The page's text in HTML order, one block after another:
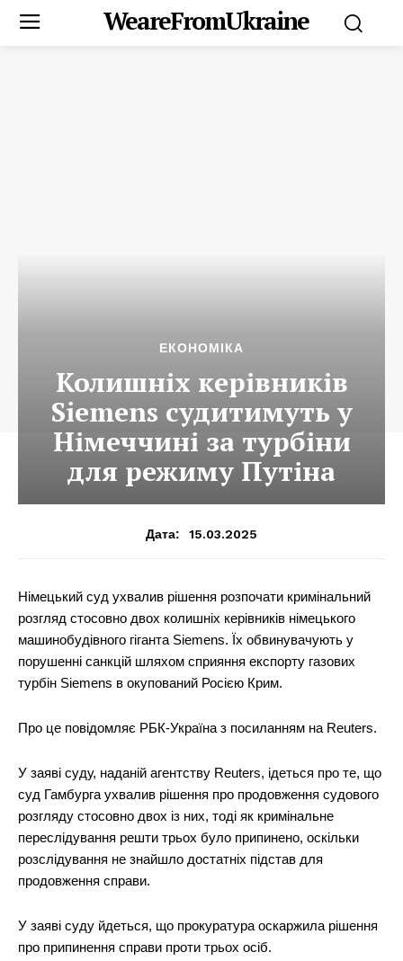
WeareFromUkraine
ЕКОНОМІКА
Колишніх керівників
Siemens судитимуть у
Німеччині за турбіни
для режиму Путіна
Дата: 15.03.2025
Німецький суд ухвалив рішення розпочати кримінальний
розгляд стосовно двох колишніх керівників німецького
машинобудівного гіганта Siemens. Їх обвинувачують у
порушенні санкцій шляхом сприяння експорту газових
турбін Siemens в окупований Росією Крим.
Про це повідомляє РБК-Україна з посиланням на Reuters.
У заяві суду, наданій агентству Reuters, ідеться про те, що
суд Гамбурга ухвалив рішення про продовження судового
розгляду стосовно двох із них, тоді як кримінальне
переслідування решти трьох було припинено, оскільки
розслідування не знайшло достатніх підстав для
продовження справи.
У заяві суду йдеться, що прокуратура оскаржила рішення
про припинення справи проти трьох осіб.